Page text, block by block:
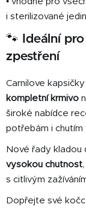
i sterilizované
🐾 Ideální
zpestření
Carnilove
kompletní krmivo
široké nabídce
potřebám i chutím
Nové řady kladou
vysokou chutnost
s citlivým
Dopřejte své